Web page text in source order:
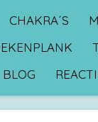
CHAKRA´S
BLOG